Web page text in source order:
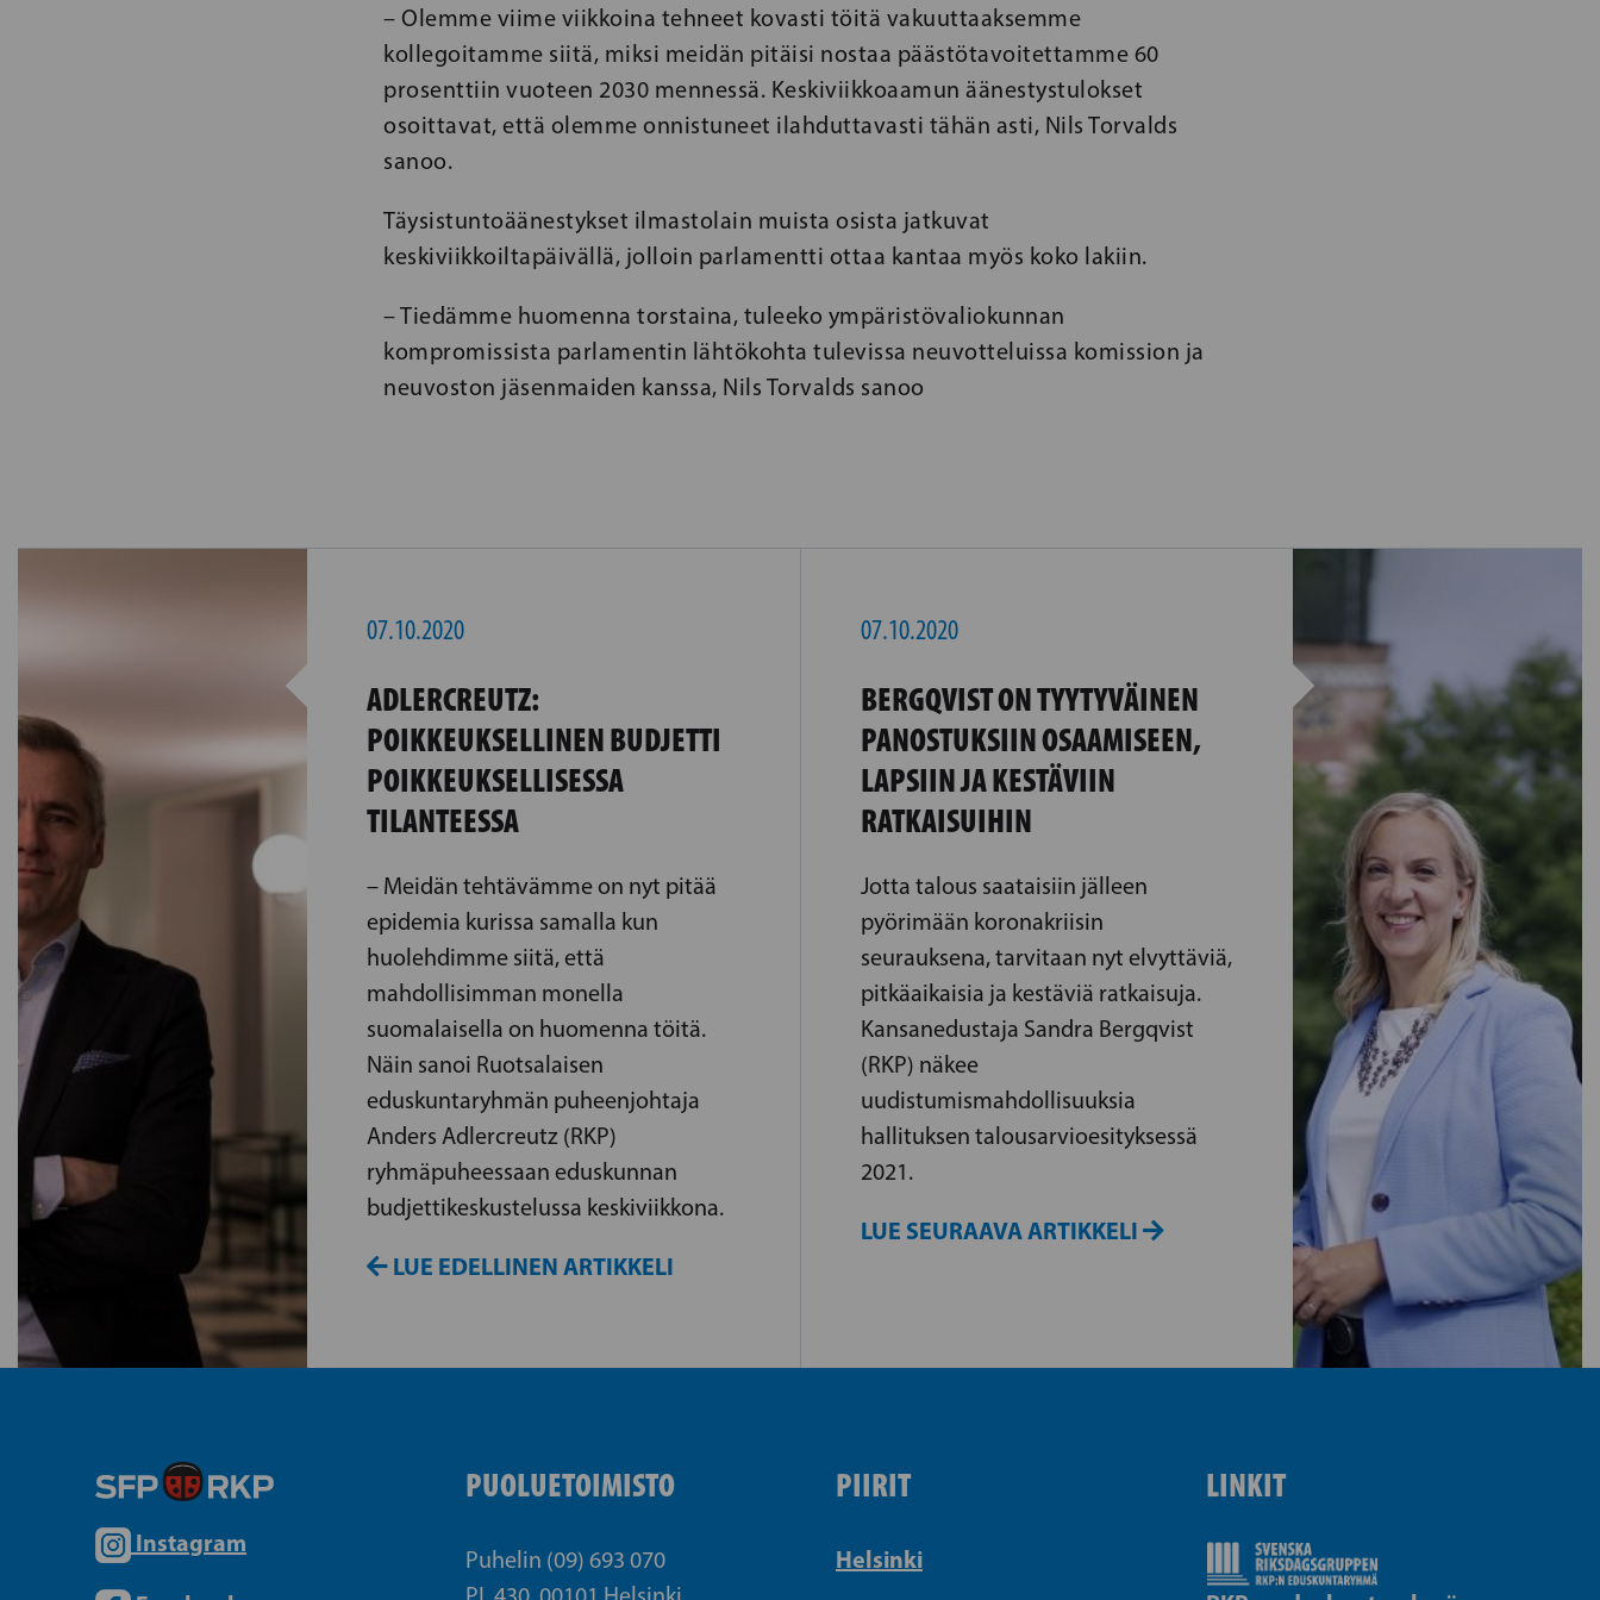
– Olemme viime viikkoina tehneet kovasti töitä vakuuttaaksemme
kollegoitamme siitä, miksi meidän pitäisi nostaa päästötavoitettamme 60
prosenttiin vuoteen 2030 mennessä. Keskiviikkoaamun äänestystulokset
osoittavat, että olemme onnistuneet ilahduttavasti tähän asti, Nils Torvalds
sanoo.
Täysistuntoäänestykset ilmastolain muista osista jatkuvat
keskiviikkoiltapäivällä, jolloin parlamentti ottaa kantaa myös koko lakiin.
– Tiedämme huomenna torstaina, tuleeko ympäristövaliokunnan
kompromissista parlamentin lähtökohta tulevissa neuvotteluissa komission ja
neuvoston jäsenmaiden kanssa, Nils Torvalds sanoo
07.10.2020
ADLERCREUTZ:
POIKKEUKSELLINEN BUDJETTI
POIKKEUKSELLISESSA
TILANTEESSA
– Meidän tehtävämme on nyt pitää
epidemia kurissa samalla kun
huolehdimme siitä, että
mahdollisimman monella
suomalaisella on huomenna töitä.
Näin sanoi Ruotsalaisen
eduskuntaryhmän puheenjohtaja
Anders Adlercreutz (RKP)
ryhmäpuheessaan eduskunnan
budjettikeskustelussa keskiviikkona.
LUE EDELLINEN ARTIKKELI
07.10.2020
BERGQVIST ON TYYTYVÄINEN
PANOSTUKSIIN OSAAMISEEN,
LAPSIIN JA KESTÄVIIN
RATKAISUIHIN
Jotta talous saataisiin jälleen
pyörimään koronakriisin
seurauksena, tarvitaan nyt elvyttäviä,
pitkäaikaisia ​​ja kestäviä ratkaisuja.
Kansanedustaja Sandra Bergqvist
(RKP) näkee
uudistumismahdollisuuksia
hallituksen talousarvioesityksessä
2021.
LUE SEURAAVA ARTIKKELI
Instagram
PUOLUETOIMISTO
Puhelin (09) 693 070
PIIRIT
Helsinki
LINKIT